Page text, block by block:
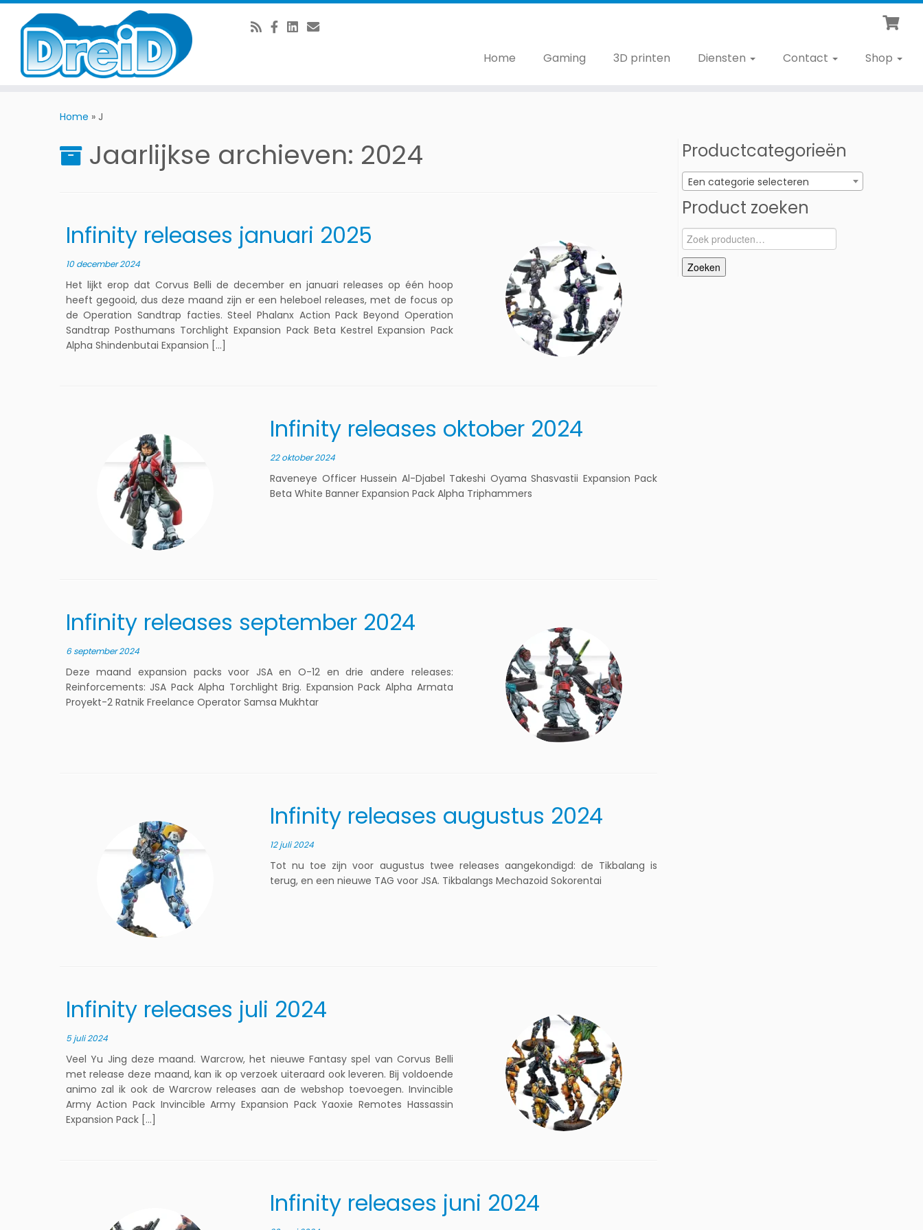
Home Gaming 3D printen Diensten Contact Shop
Home » J
Jaarlijkse archieven: 2024
Infinity releases januari 2025
10 december 2024
Het lijkt erop dat Corvus Belli de december en januari releases op één hoop
heeft gegooid, dus deze maand zijn er een heleboel releases, met de focus op
de Operation Sandtrap facties. Steel Phalanx Action Pack Beyond Operation
Sandtrap Posthumans Torchlight Expansion Pack Beta Kestrel Expansion Pack
Alpha Shindenbutai Expansion […]
Infinity releases oktober 2024
22 oktober 2024
Raveneye Officer Hussein Al-Djabel Takeshi Oyama Shasvastii Expansion Pack
Beta White Banner Expansion Pack Alpha Triphammers
Infinity releases september 2024
6 september 2024
Deze maand expansion packs voor JSA en O-12 en drie andere releases:
Reinforcements: JSA Pack Alpha Torchlight Brig. Expansion Pack Alpha Armata
Proyekt-2 Ratnik Freelance Operator Samsa Mukhtar
Infinity releases augustus 2024
12 juli 2024
Tot nu toe zijn voor augustus twee releases aangekondigd: de Tikbalang is
terug, en een nieuwe TAG voor JSA. Tikbalangs Mechazoid Sokorentai
Infinity releases juli 2024
5 juli 2024
Veel Yu Jing deze maand. Warcrow, het nieuwe Fantasy spel van Corvus Belli
met release deze maand, kan ik op verzoek uiteraard ook leveren. Bij voldoende
animo zal ik ook de Warcrow releases aan de webshop toevoegen. Invincible
Army Action Pack Invincible Army Expansion Pack Yaoxie Remotes Hassassin
Expansion Pack […]
Infinity releases juni 2024
Productcategorieën
Een categorie selecteren
Product zoeken
Zoeken
naar:
Zoeken